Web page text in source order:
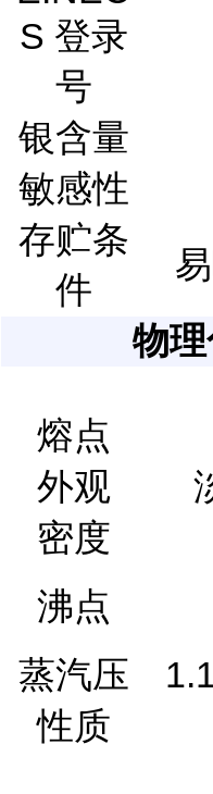
S 登录
号
银含量
敏感性
存贮条
件
物
熔点
外观
密度
沸点
蒸汽压
性质